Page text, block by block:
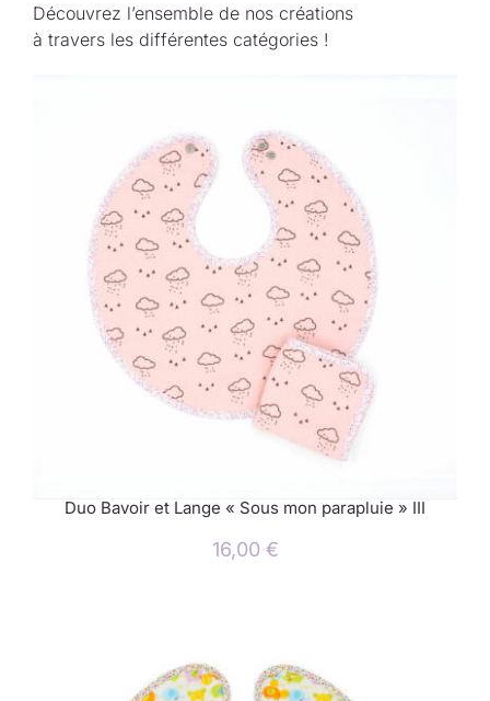
Découvrez l’ensemble de nos créations
à travers les différentes catégories !
Duo Bavoir et Lange « Sous mon parapluie » III
16,00 €